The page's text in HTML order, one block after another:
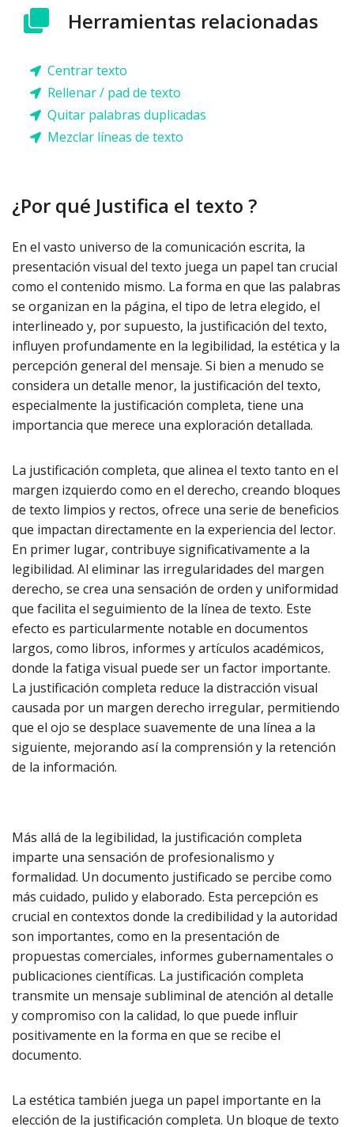
Herramientas relacionadas
Centrar texto
Rellenar / pad de texto
Quitar palabras duplicadas
Mezclar líneas de texto
¿Por qué Justifica el texto ?
En el vasto universo de la comunicación escrita, la
presentación visual del texto juega un papel tan crucial
como el contenido mismo. La forma en que las palabras
se organizan en la página, el tipo de letra elegido, el
interlineado y, por supuesto, la justificación del texto,
influyen profundamente en la legibilidad, la estética y la
percepción general del mensaje. Si bien a menudo se
considera un detalle menor, la justificación del texto,
especialmente la justificación completa, tiene una
importancia que merece una exploración detallada.
La justificación completa, que alinea el texto tanto en el
margen izquierdo como en el derecho, creando bloques
de texto limpios y rectos, ofrece una serie de beneficios
que impactan directamente en la experiencia del lector.
En primer lugar, contribuye significativamente a la
legibilidad. Al eliminar las irregularidades del margen
derecho, se crea una sensación de orden y uniformidad
que facilita el seguimiento de la línea de texto. Este
efecto es particularmente notable en documentos
largos, como libros, informes y artículos académicos,
donde la fatiga visual puede ser un factor importante.
La justificación completa reduce la distracción visual
causada por un margen derecho irregular, permitiendo
que el ojo se desplace suavemente de una línea a la
siguiente, mejorando así la comprensión y la retención
de la información.
Más allá de la legibilidad, la justificación completa
imparte una sensación de profesionalismo y
formalidad. Un documento justificado se percibe como
más cuidado, pulido y elaborado. Esta percepción es
crucial en contextos donde la credibilidad y la autoridad
son importantes, como en la presentación de
propuestas comerciales, informes gubernamentales o
publicaciones científicas. La justificación completa
transmite un mensaje subliminal de atención al detalle
y compromiso con la calidad, lo que puede influir
positivamente en la forma en que se recibe el
documento.
La estética también juega un papel importante en la
elección de la justificación completa. Un bloque de texto